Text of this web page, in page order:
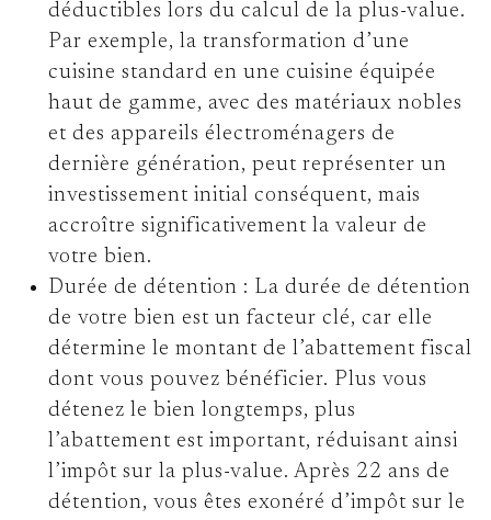
déductibles lors du calcul de la plus-value.
Par exemple, la transformation d’une
cuisine standard en une cuisine équipée
haut de gamme, avec des matériaux nobles
et des appareils électroménagers de
dernière génération, peut représenter un
investissement initial conséquent, mais
accroître significativement la valeur de
votre bien.
Durée de détention : La durée de détention
de votre bien est un facteur clé, car elle
détermine le montant de l’abattement fiscal
dont vous pouvez bénéficier. Plus vous
détenez le bien longtemps, plus
l’abattement est important, réduisant ainsi
l’impôt sur la plus-value. Après 22 ans de
détention, vous êtes exonéré d’impôt sur le